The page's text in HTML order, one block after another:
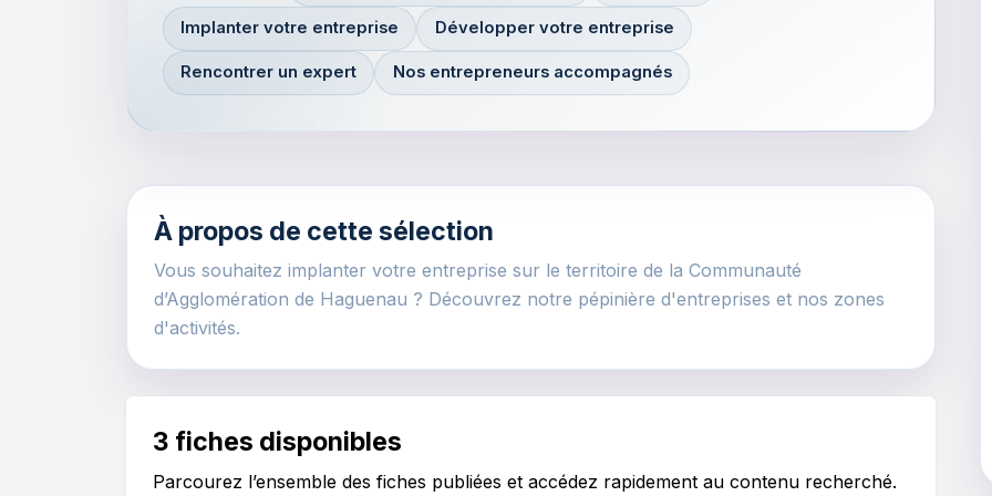
Implanter votre entreprise Développer votre entreprise
Rencontrer un expert Nos entrepreneurs accompagnés
À propos de cette sélection
Vous souhaitez implanter votre entreprise sur le territoire de la Communauté
d’Agglomération de Haguenau ? Découvrez notre pépinière d'entreprises et nos zones
d'activités.
3 fiches disponibles
Parcourez l’ensemble des fiches publiées et accédez rapidement au contenu recherché.